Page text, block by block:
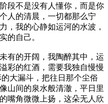
段不是没有人懂你，而是你
人的清晨，一切都那么宁
，我的心静如运河的水波，
的自己。
有的开阔，我陶醉其中，运
彩的红酒，需要我独自慢慢
大漏斗，把往日那个尘俗
山间的泉水般清澈，平日里
嘴角微微上扬，这朵无人欣